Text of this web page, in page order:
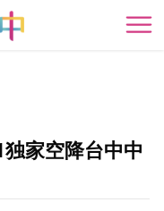
开
家空降台中中